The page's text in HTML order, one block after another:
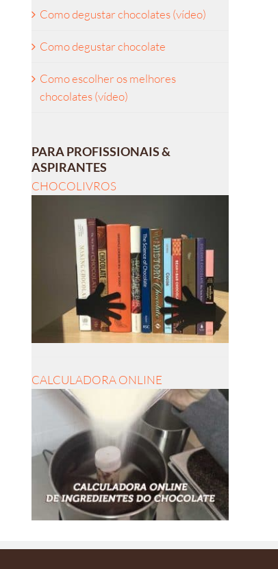
Como degustar chocolates (vídeo)
Como degustar chocolate
Como escolher os melhores
chocolates (vídeo)
PARA PROFISSIONAIS &
ASPIRANTES
CHOCOLIVROS
CALCULADORA ONLINE